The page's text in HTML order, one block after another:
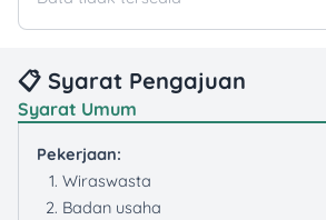
📋 Syarat Pengajuan
Syarat Umum
Pekerjaan:
Wiraswasta
Badan usaha